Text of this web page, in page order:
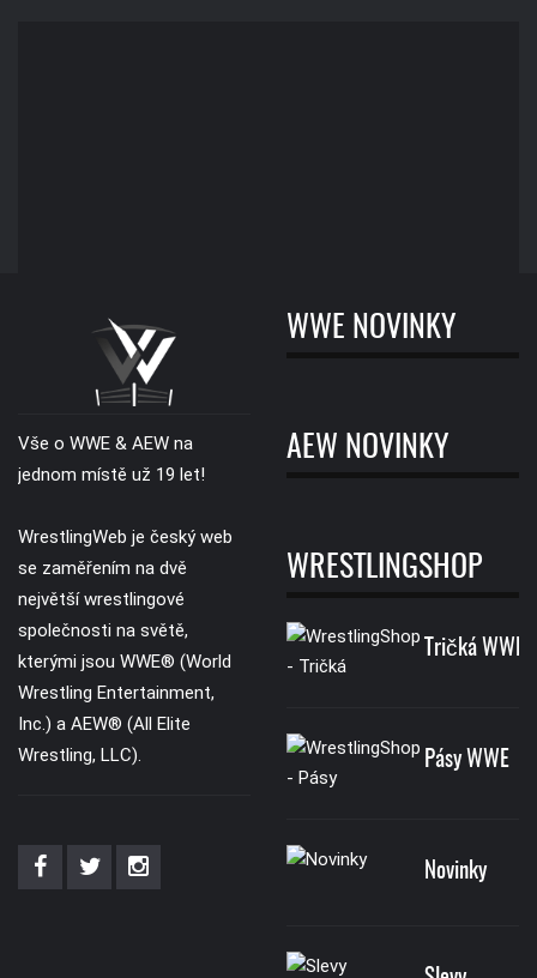
Vše o WWE & AEW na
jednom místě už 19 let!
WrestlingWeb je český web
se zaměřením na dvě
největší wrestlingové
společnosti na světě,
kterými jsou WWE® (World
Wrestling Entertainment,
Inc.) a AEW® (All Elite
Wrestling, LLC).
WWE NOVINKY
AEW NOVINKY
WRESTLINGSHOP
Tričká WWE
Pásy WWE
Novinky